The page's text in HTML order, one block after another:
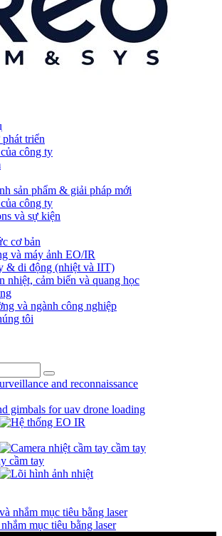
triển
công ty
sản phẩm & giải pháp mới
công ty
và sự kiện
cơ bản
và máy ảnh EO/IR
& di động (nhiệt và IIT)
nhiệt, cảm biến và quang học
và ngành công nghiệp
tôi
cầm tay
mục tiêu bằng laser